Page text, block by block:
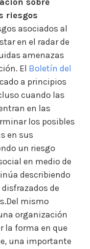
riesgos
asociados al
en el radar de
amenazas
El Boletín del
a principios
cuando las
en las
los posibles
en sus
un riesgo
en medio de
describiendo
de
mismo
organización
la forma en que
una importante